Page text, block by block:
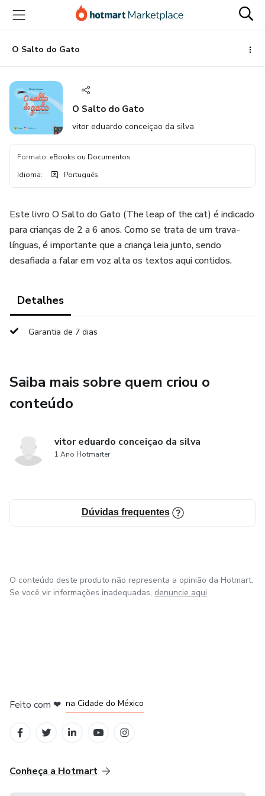
para
conteúdo
principal
para
pagamento
para
rodapé
O Salto do Gato
O Salto do Gato
vitor eduardo conceiçao da silva
Formato: eBooks ou Documentos
Idioma: Português
Este livro O Salto do Gato (The leap of the cat) é indicado
para crianças de 2 a 6 anos. Como se trata de um trava-
línguas, é importante que a criança leia junto, sendo
desafiada a falar em voz alta os textos aqui contidos.
Detalhes
Garantia de 7 dias
Saiba mais sobre quem criou o
conteúdo
vitor eduardo conceiçao da silva
1 Ano Hotmarter
Dúvidas frequentes
O conteúdo deste produto não representa a opinião da Hotmart.
Se você vir informações inadequadas, denuncie aqui
Feito com ❤ na Cidade do México
Conheça a Hotmart